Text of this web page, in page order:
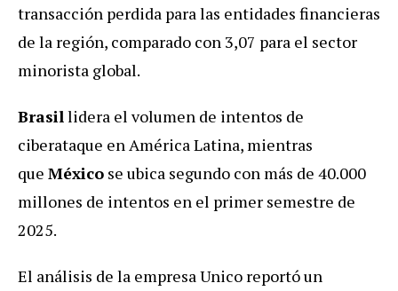
transacción perdida para las entidades financieras
de la región, comparado con 3,07 para el sector
minorista global.
Brasillidera el volumen de intentos de
ciberataque en América Latina, mientras
que México se ubica segundo con más de 40.000
millones de intentos en el primer semestre de
2025.
El análisis de la empresa Unico reportó un